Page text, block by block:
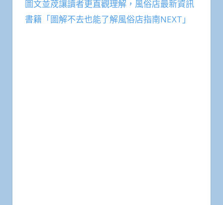
圖文並荗讓讀者更直觀理解，風俗店最新資訊
書籍「圖解不去也能了解風俗店指南NEXT」